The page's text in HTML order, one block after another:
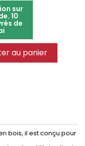
sur
10
de
au panier
bois, il est conçu pour